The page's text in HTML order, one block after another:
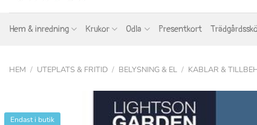
Hem & inredning Krukor Odla Presentkort
HEM / UTEPLATS & FRITID / BELYSNING & EL / KABLAR &
Endast i butik